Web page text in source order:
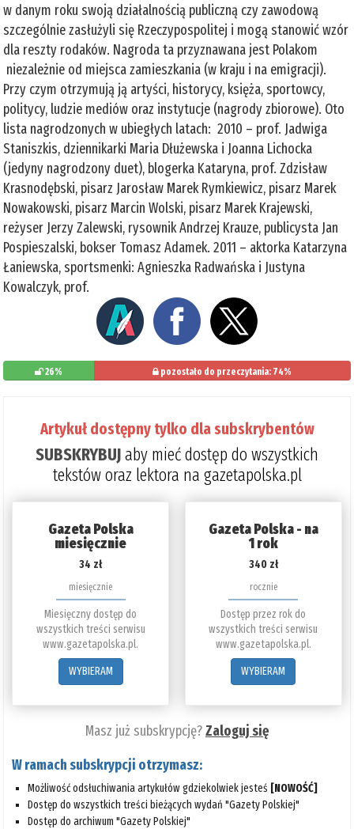
w danym roku swoją działalnością publiczną czy zawodową
szczególnie zasłużyli się Rzeczypospolitej i mogą stanowić wzór
dla reszty rodaków. Nagroda ta przyznawana jest Polakom
niezależnie od miejsca zamieszkania (w kraju i na emigracji).
Przy czym otrzymują ją artyści, historycy, księża, sportowcy,
politycy, ludzie mediów oraz instytucje (nagrody zbiorowe). Oto
lista nagrodzonych w ubiegłych latach: 2010 – prof. Jadwiga
Staniszkis, dziennikarki Maria Dłużewska i Joanna Lichocka
(jedyny nagrodzony duet), blogerka Kataryna, prof. Zdzisław
Krasnodębski, pisarz Jarosław Marek Rymkiewicz, pisarz Marek
Nowakowski, pisarz Marcin Wolski, pisarz Marek Krajewski,
reżyser Jerzy Zalewski, rysownik Andrzej Krauze, publicysta Jan
Pospieszalski, bokser Tomasz Adamek. 2011 – aktorka Katarzyna
Łaniewska, sportsmenki: Agnieszka Radwańska i Justyna
Kowalczyk, prof.
26% pozostało do przeczytania: 74%
Artykuł dostępny tylko dla subskrybentów
SUBSKRYBUJaby mieć dostęp do wszystkich
tekstów oraz lektora na gazetapolska.pl
Gazeta Polska
miesięcznie
34 zł
miesięcznie
Miesięczny dostęp do
wszystkich treści serwisu
www.gazetapolska.pl.
WYBIERAM
Gazeta Polska - na
1 rok
340 zł
rocznie
Dostęp przez rok do
wszystkich treści serwisu
www.gazetapolska.pl.
WYBIERAM
Masz już subskrypcję?Zaloguj się
W ramach subskrypcji otrzymasz:
Możliwość odsłuchiwania artykułów gdziekolwiek jesteś [NOWOŚĆ]
Dostęp do wszystkich treści bieżących wydań "Gazety Polskiej"
Dostęp do archiwum "Gazety Polskiej"